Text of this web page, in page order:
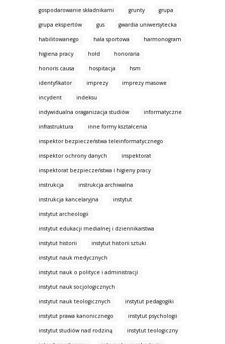
gospodarowanie składnikami grunty grupa
grupa ekspertów gus gwardia uniwersytecka
habilitowanego hala sportowa harmonogram
higiena pracy hołd honoraria
honoris causa hospitacja hsm
identyfikator imprezy imprezy masowe
incydent indeksu
indywidualna oraganizacja studiów informatyczne
infrastruktura inne formy kształcenia
inspektor bezpieczeństwa teleinformatycznego
inspektor ochrony danych inspektorat
inspektorat bezpieczeństwa i higieny pracy
instrukcja instrukcja archiwalna
instrukcja kancelaryjna instytut
instytut archeologii
instytut edukacji medialnej i dziennikarstwa
instytut historii instytut historii sztuki
instytut nauk medycznych
instytut nauk o polityce i administracji
instytut nauk socjologicznych
instytut nauk teologicznych instytut pedagogiki
instytut prawa kanonicznego instytut psychologii
instytut studiów nad rodziną instytut teologiczny